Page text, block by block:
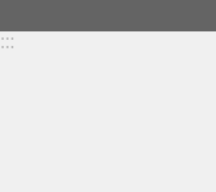
:::